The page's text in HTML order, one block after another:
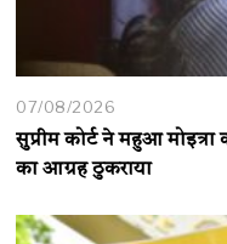
07/08/2026
सुप्रीम कोर्ट ने महुआ
का आग्रह ठुकराया